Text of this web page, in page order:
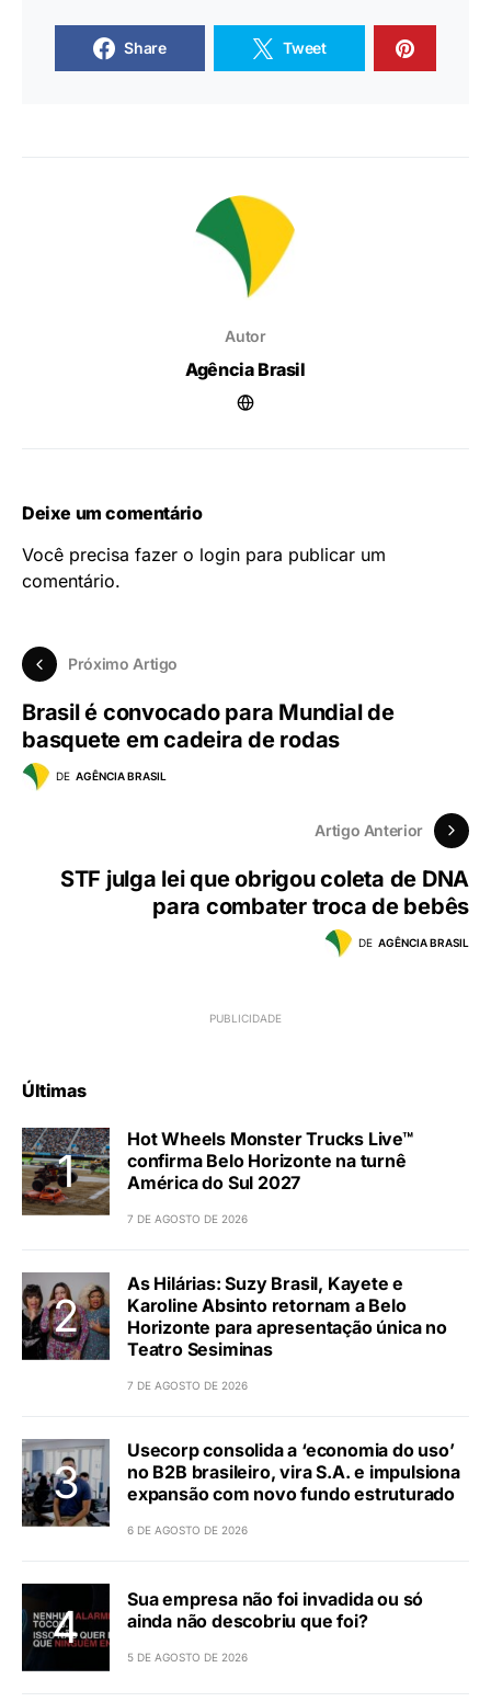
Share Tweet
Autor
Agência Brasil
Deixe um comentário
Você precisa fazer o login para publicar um
comentário.
Próximo Artigo
Brasil é convocado para Mundial de
basquete em cadeira de rodas
DE AGÊNCIA BRASIL
Artigo Anterior
STF julga lei que obrigou coleta de DNA
para combater troca de bebês
DE AGÊNCIA BRASIL
Últimas
Hot Wheels Monster Trucks Live™
confirma Belo Horizonte na turnê
América do Sul 2027
7 DE AGOSTO DE 2026
As Hilárias: Suzy Brasil, Kayete e
Karoline Absinto retornam a Belo
Horizonte para apresentação única no
Teatro Sesiminas
7 DE AGOSTO DE 2026
Usecorp consolida a ‘economia do uso’
no B2B brasileiro, vira S.A. e impulsiona
expansão com novo fundo estruturado
6 DE AGOSTO DE 2026
Sua empresa não foi invadida ou só
ainda não descobriu que foi?
5 DE AGOSTO DE 2026